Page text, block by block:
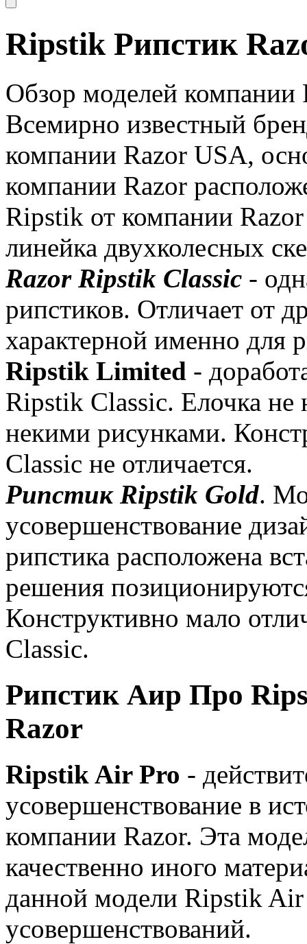
Ripstik Рипстик
Обзор моделей компании
Всемирно известный
компании Razor USA,
компании Razor
Ripstik от компании Razor
линейка двухколесных
Razor Ripstik Classic -
рипстиков. Отличает от
характерной именно для
Ripstik Limited -
Ripstik Classic. Елочка не
некими рисунками.
Classic не отличается.
Рипстик Ripstik Gold.
усовершенствование
рипстика расположена
решения
Конструктивно мало
Classic.
Рипстик Аир Про
Razor
Ripstik Air Pro -
усовершенствование в
компании Razor. Эта
качественно иного
данной модели Ripstik Air
усовершенствований.